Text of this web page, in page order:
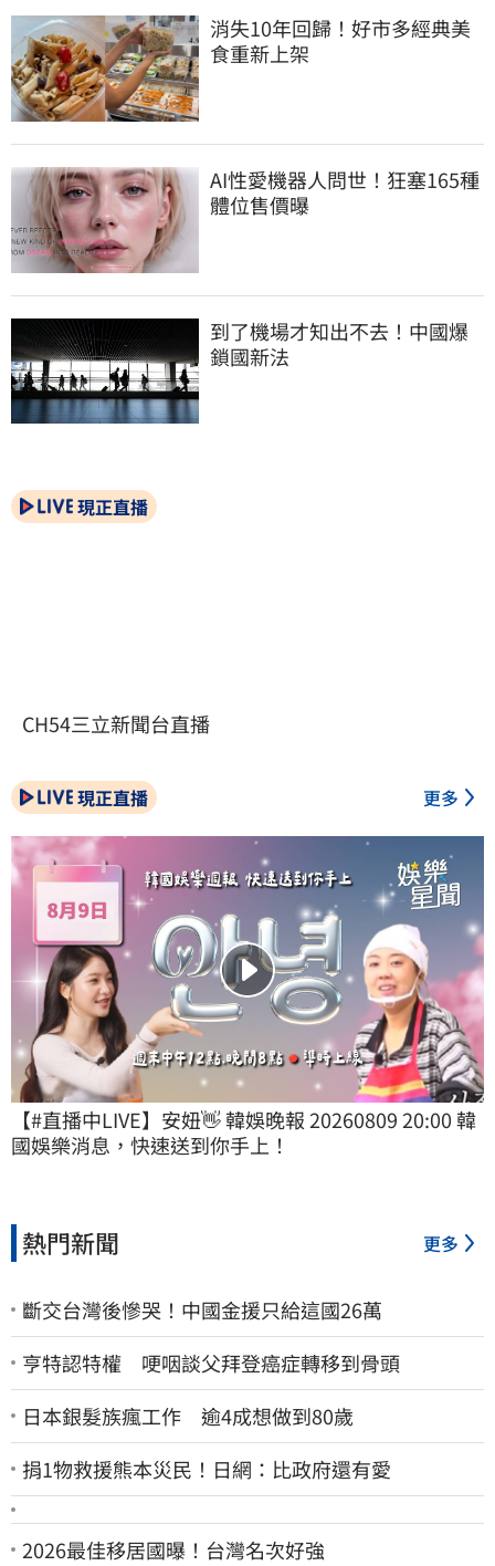
消失10年回歸！好市多經典美
食重新上架
AI性愛機器人問世！狂塞165種
體位售價曝
到了機場才知出不去！中國爆
鎖國新法
現正直播
CH54三立新聞台直播
現正直播 更多
【#直播中LIVE】安妞👋 韓娛晚報 20260809 20:00 韓
國娛樂消息，快速送到你手上！
熱門新聞 更多
斷交台灣後慘哭！中國金援只給這國26萬
亨特認特權 哽咽談父拜登癌症轉移到骨頭
日本銀髮族瘋工作 逾4成想做到80歲
捐1物救援熊本災民！日網：比政府還有愛
2026最佳移居國曝！台灣名次好強